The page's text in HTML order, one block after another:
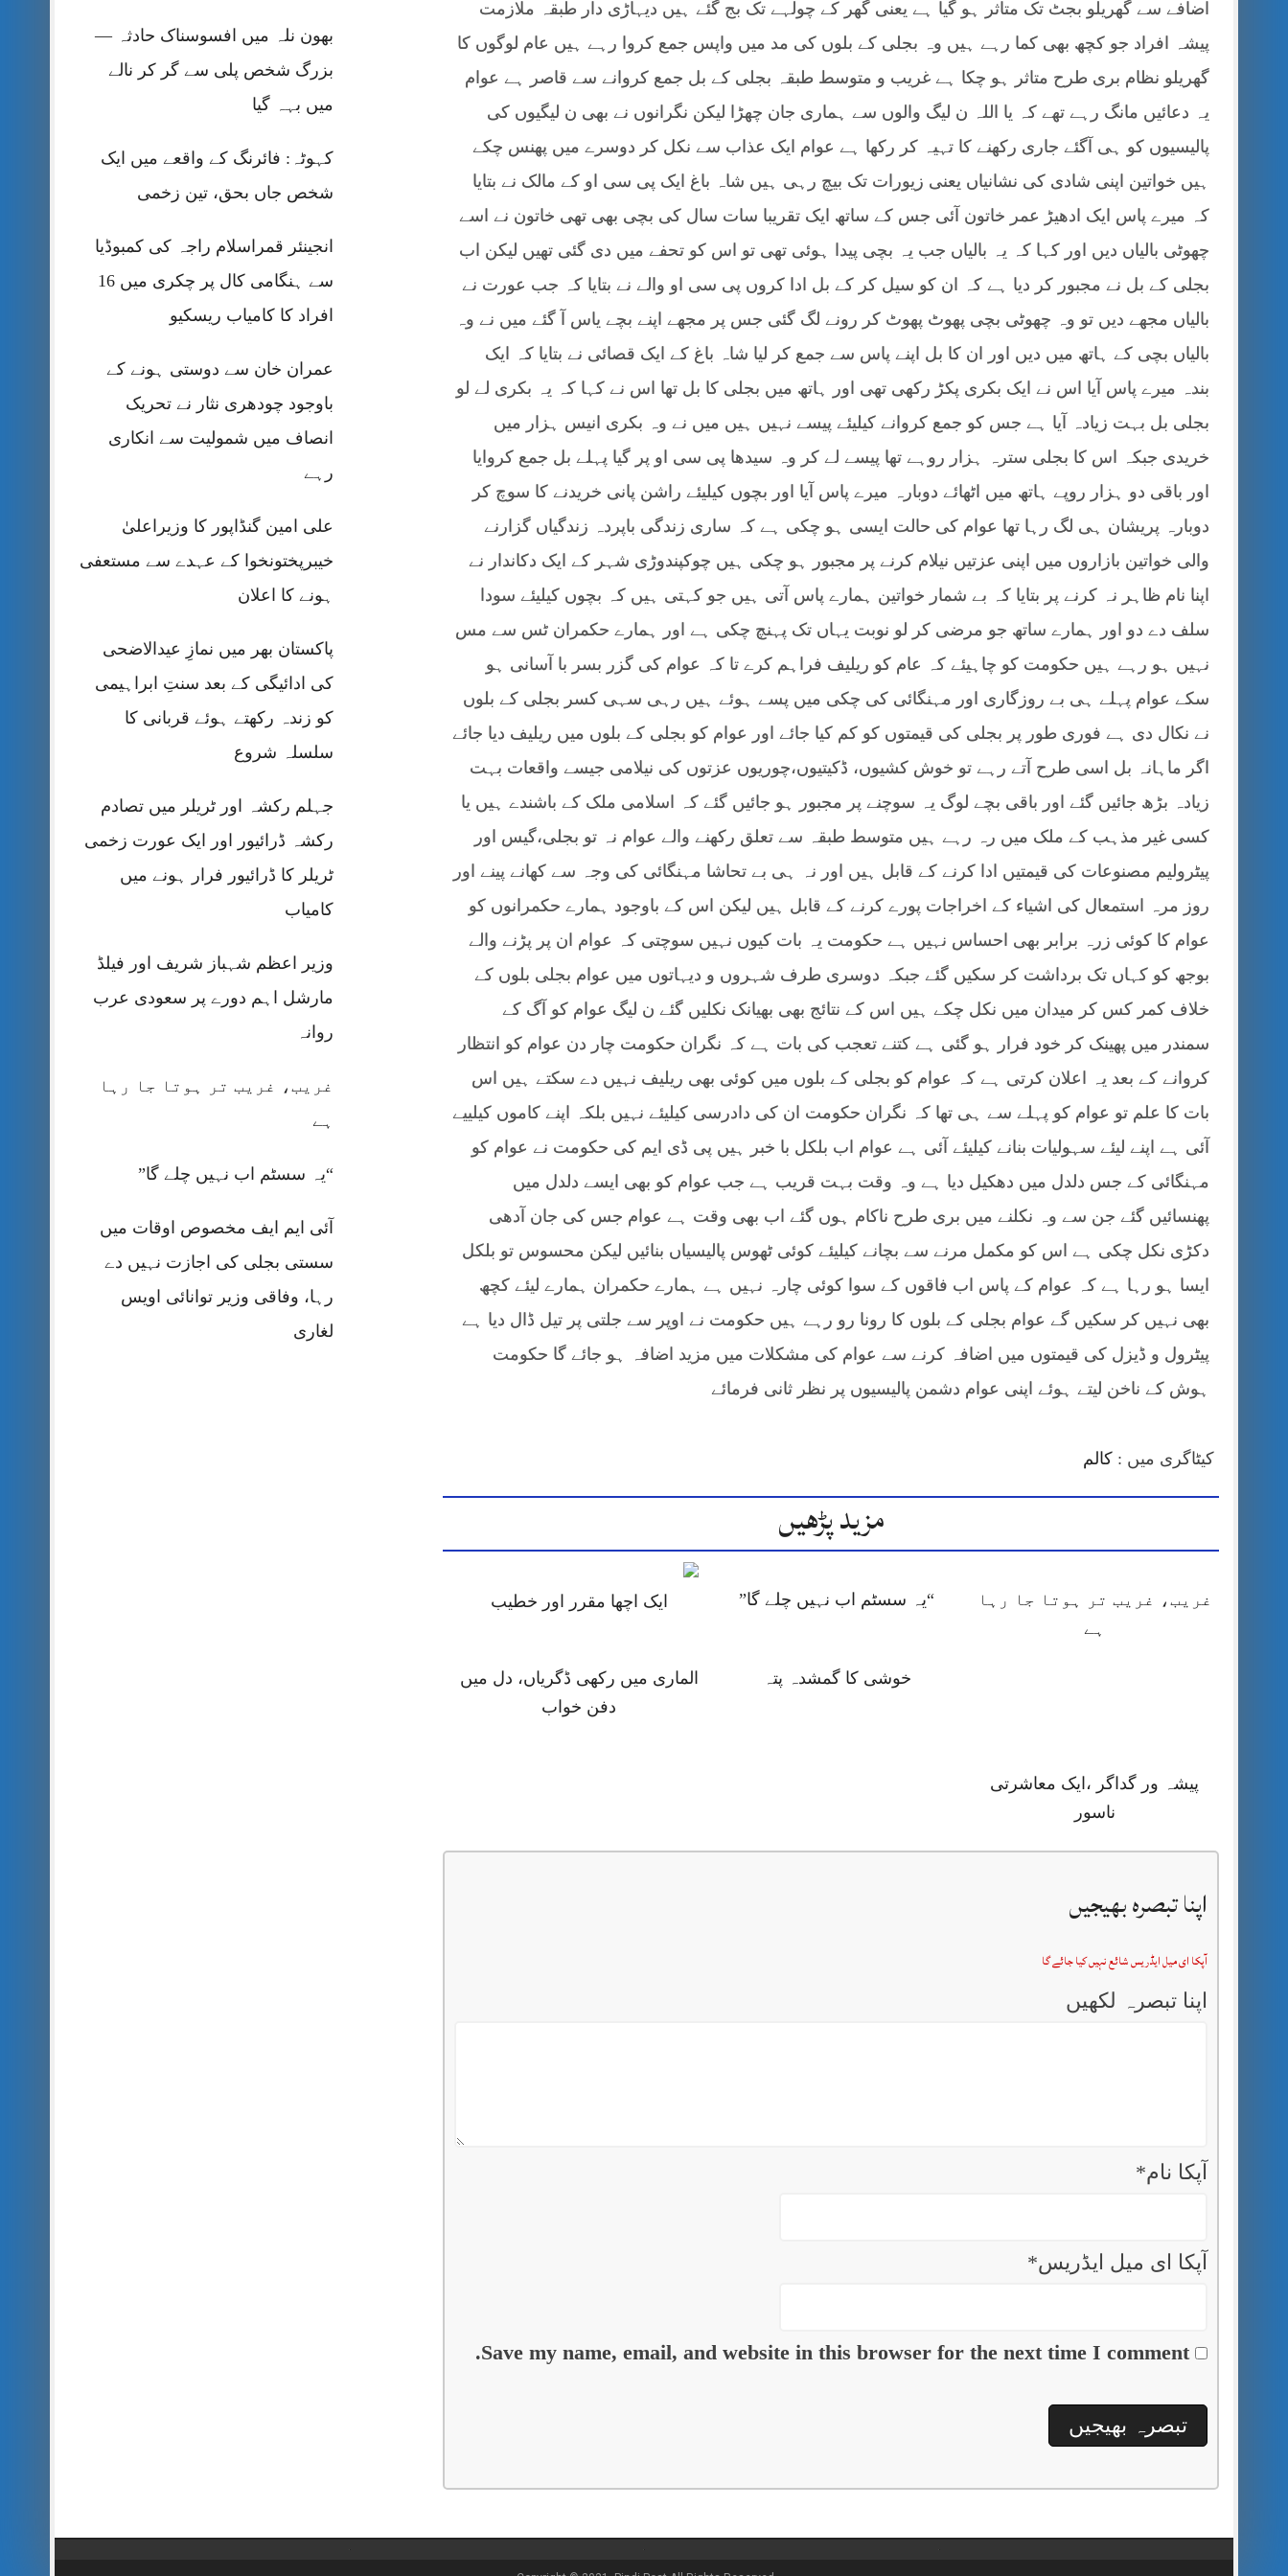
بھون نلہ میں افسوسناک حادثہ —
بزرگ شخص پلی سے گر کر نالے
میں بہہ گیا
کہوٹہ: فائرنگ کے واقعے میں ایک
شخص جاں بحق، تین زخمی
انجینئر قمراسلام راجہ کی کمبوڈیا
سے ہنگامی کال پر چکری میں 16
افراد کا کامیاب ریسکیو
عمران خان سے دوستی ہونے کے
باوجود چودھری نثار نے تحریک
انصاف میں شمولیت سے انکاری
رہے
علی امین گنڈاپور کا وزیراعلیٰ
خیبرپختونخوا کے عہدے سے مستعفی
ہونے کا اعلان
پاکستان بھر میں نمازِ عیدالاضحی
کی ادائیگی کے بعد سنتِ ابراہیمی
کو زندہ رکھتے ہوئے قربانی کا
سلسلہ شروع
جہلم رکشہ اور ٹریلر میں تصادم
رکشہ ڈرائیور اور ایک عورت زخمی
ٹریلر کا ڈرائیور فرار ہونے میں
کامیاب
وزیر اعظم شہباز شریف اور فیلڈ
مارشل اہم دورے پر سعودی عرب
روانہ
غریب، غریب تر ہوتا جا رہا
ہے
“یہ سسٹم اب نہیں چلے گا”
آئی ایم ایف مخصوص اوقات میں
سستی بجلی کی اجازت نہیں دے
رہا، وفاقی وزیر توانائی اویس
لغاری
اضافے سے گھریلو بجٹ تک متاثر ہو گیا ہے یعنی گھر کے چولہے تک بج گئے ہیں دیہاڑی دار طبقہ ملازمت
پیشہ افراد جو کچھ بھی کما رہے ہیں وہ بجلی کے بلوں کی مد میں واپس جمع کروا رہے ہیں عام لوگوں کا
گھریلو نظام بری طرح متاثر ہو چکا ہے غریب و متوسط طبقہ بجلی کے بل جمع کروانے سے قاصر ہے عوام
یہ دعائیں مانگ رہے تھے کہ یا اللہ ن لیگ والوں سے ہماری جان چھڑا لیکن نگرانوں نے بھی ن لیگیوں کی
پالیسیوں کو ہی آگئے جاری رکھنے کا تہیہ کر رکھا ہے عوام ایک عذاب سے نکل کر دوسرے میں پھنس چکے
ہیں خواتین اپنی شادی کی نشانیاں یعنی زیورات تک بیچ رہی ہیں شاہ باغ ایک پی سی او کے مالک نے بتایا
کہ میرے پاس ایک ادھیڑ عمر خاتون آئی جس کے ساتھ ایک تقریبا سات سال کی بچی بھی تھی خاتون نے اسے
چھوٹی بالیاں دیں اور کہا کہ یہ بالیاں جب یہ بچی پیدا ہوئی تھی تو اس کو تحفے میں دی گئی تھیں لیکن اب
بجلی کے بل نے مجبور کر دیا ہے کہ ان کو سیل کر کے بل ادا کروں پی سی او والے نے بتایا کہ جب عورت نے
بالیاں مجھے دیں تو وہ چھوٹی بچی پھوٹ پھوٹ کر رونے لگ گئی جس پر مجھے اپنے بچے یاس آ گئے میں نے وہ
بالیاں بچی کے ہاتھ میں دیں اور ان کا بل اپنے پاس سے جمع کر لیا شاہ باغ کے ایک قصائی نے بتایا کہ ایک
بندہ میرے پاس آیا اس نے ایک بکری پکڑ رکھی تھی اور ہاتھ میں بجلی کا بل تھا اس نے کہا کہ یہ بکری لے لو
بجلی بل بہت زیادہ آیا ہے جس کو جمع کروانے کیلیئے پیسے نہیں ہیں میں نے وہ بکری انیس ہزار میں
خریدی جبکہ اس کا بجلی سترہ ہزار روہے تھا پیسے لے کر وہ سیدھا پی سی او پر گیا پہلے بل جمع کروایا
اور باقی دو ہزار روپے ہاتھ میں اٹھائے دوبارہ میرے پاس آیا اور بچوں کیلیئے راشن پانی خریدنے کا سوچ کر
دوبارہ پریشان ہی لگ رہا تھا عوام کی حالت ایسی ہو چکی ہے کہ ساری زندگی باپردہ زندگیاں گزارنے
والی خواتین بازاروں میں اپنی عزتیں نیلام کرنے پر مجبور ہو چکی ہیں چوکپندوڑی شہر کے ایک دکاندار نے
اپنا نام ظاہر نہ کرنے پر بتایا کہ بے شمار خواتین ہمارے پاس آتی ہیں جو کہتی ہیں کہ بچوں کیلیئے سودا
سلف دے دو اور ہمارے ساتھ جو مرضی کر لو نوبت یہاں تک پہنچ چکی ہے اور ہمارے حکمران ٹس سے مس
نہیں ہو رہے ہیں حکومت کو چاہیئے کہ عام کو ریلیف فراہم کرے تا کہ عوام کی گزر بسر با آسانی ہو
سکے عوام پہلے ہی بے روزگاری اور مہنگائی کی چکی میں پسے ہوئے ہیں رہی سہی کسر بجلی کے بلوں
نے نکال دی ہے فوری طور پر بجلی کی قیمتوں کو کم کیا جائے اور عوام کو بجلی کے بلوں میں ریلیف دیا جائے
اگر ماہانہ بل اسی طرح آتے رہے تو خوش کشیوں، ڈکیتیوں،چوریوں عزتوں کی نیلامی جیسے واقعات بہت
زیادہ بڑھ جائیں گئے اور باقی بچے لوگ یہ سوچنے پر مجبور ہو جائیں گئے کہ اسلامی ملک کے باشندے ہیں یا
کسی غیر مذہب کے ملک میں رہ رہے ہیں متوسط طبقہ سے تعلق رکھنے والے عوام نہ تو بجلی،گیس اور
پیٹرولیم مصنوعات کی قیمتیں ادا کرنے کے قابل ہیں اور نہ ہی بے تحاشا مہنگائی کی وجہ سے کھانے پینے اور
روز مرہ استمعال کی اشیاء کے اخراجات پورے کرنے کے قابل ہیں لیکن اس کے باوجود ہمارے حکمرانوں کو
عوام کا کوئی زرہ برابر بھی احساس نہیں ہے حکومت یہ بات کیوں نہیں سوچتی کہ عوام ان پر پڑنے والے
بوجھ کو کہاں تک برداشت کر سکیں گئے جبکہ دوسری طرف شہروں و دیہاتوں میں عوام بجلی بلوں کے
خلاف کمر کس کر میدان میں نکل چکے ہیں اس کے نتائج بھی بھیانک نکلیں گئے ن لیگ عوام کو آگ کے
سمندر میں پھینک کر خود فرار ہو گئی ہے کتنے تعجب کی بات ہے کہ نگران حکومت چار دن عوام کو انتظار
کروانے کے بعد یہ اعلان کرتی ہے کہ عوام کو بجلی کے بلوں میں کوئی بھی ریلیف نہیں دے سکتے ہیں اس
بات کا علم تو عوام کو پہلے سے ہی تھا کہ نگران حکومت ان کی دادرسی کیلیئے نہیں بلکہ اپنے کاموں کیلییے
آئی ہے اپنے لیئے سہولیات بنانے کیلیئے آئی ہے عوام اب بلکل با خبر ہیں پی ڈی ایم کی حکومت نے عوام کو
مہنگائی کے جس دلدل میں دھکیل دیا ہے وہ وقت بہت قریب ہے جب عوام کو بھی ایسے دلدل میں
پھنسائیں گئے جن سے وہ نکلنے میں بری طرح ناکام ہوں گئے اب بھی وقت ہے عوام جس کی جان آدھی
دکڑی نکل چکی ہے اس کو مکمل مرنے سے بچانے کیلیئے کوئی ٹھوس پالیسیاں بنائیں لیکن محسوس تو بلکل
ایسا ہو رہا ہے کہ عوام کے پاس اب فاقوں کے سوا کوئی چارہ نہیں ہے ہمارے حکمران ہمارے لیئے کچھ
بھی نہیں کر سکیں گے عوام بجلی کے بلوں کا رونا رو رہے ہیں حکومت نے اوپر سے جلتی پر تیل ڈال دیا ہے
پیٹرول و ڈیزل کی قیمتوں میں اضافہ کرنے سے عوام کی مشکلات میں مزید اضافہ ہو جائے گا حکومت
ہوش کے ناخن لیتے ہوئے اپنی عوام دشمن پالیسیوں پر نظر ثانی فرمائے
کیٹاگری میں : کالم
مزید پڑھیں
غریب، غریب تر ہوتا جا رہا
ہے
“یہ سسٹم اب نہیں چلے گا” ایک اچھا مقرر اور خطیب
خوشی کا گمشدہ پتہ
الماری میں رکھی ڈگریاں، دل میں
دفن خواب
پیشہ ور گداگر ،ایک معاشرتی
ناسور
اپنا تبصرہ بھیجیں
آپکا ای میل ایڈریس شائع نہیں کیا جائے گا
اپنا تبصرہ لکھیں
آپکا نام*
آپکا ای میل ایڈریس*
Save my name, email, and website in this browser for the next time I comment.